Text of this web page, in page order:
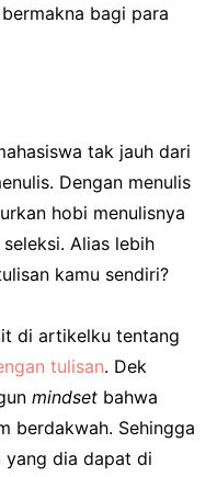
bagi para
tak jauh dari
Dengan menulis
hobi menulisnya
Alias lebih
kamu sendiri?
di artikelku tentang
tulisan. Dek
mindset bahwa
berdakwah. Sehingga
dia dapat di